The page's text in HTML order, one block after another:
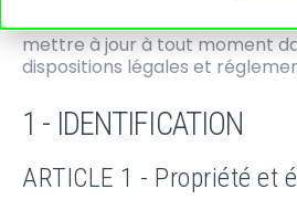
Inbound Value se réserve le
mettre à jour à tout moment
dispositions légales et
1 - IDENTIFICATION
ARTICLE 1 - Propriété et